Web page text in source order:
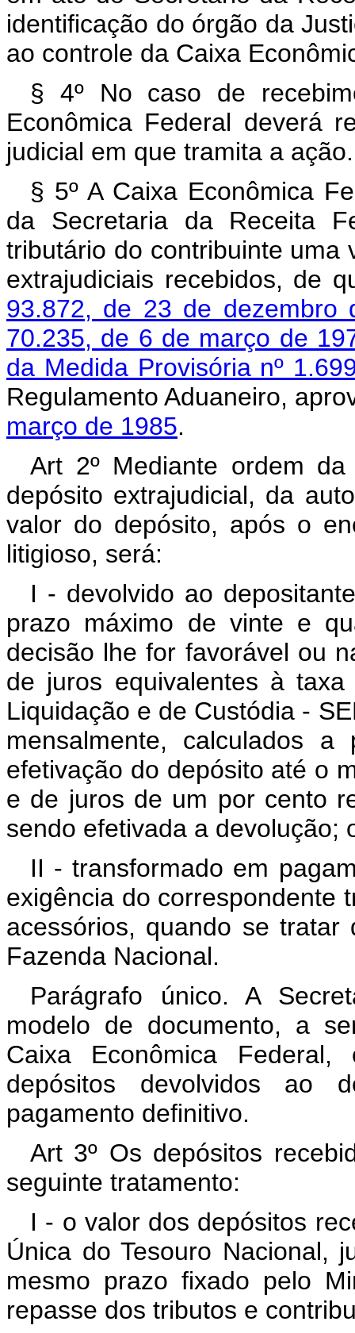
identificação do órgão da
ao controle da Caixa
§ 4º No caso de
Econômica Federal deverá
judicial em que tramita a ação.
§ 5º A Caixa Econômica
da Secretaria da Receita
tributário do contribuinte uma
extrajudiciais recebidos, de
93.872, de 23 de dezembro
70.235, de 6 de março de
da Medida Provisória nº
Regulamento Aduaneiro,
março de 1985.
Art 2º Mediante ordem
depósito extrajudicial, da
valor do depósito, após o
litigioso, será:
I - devolvido ao
prazo máximo de vinte e
decisão lhe for favorável ou
de juros equivalentes à
Liquidação e de Custódia -
mensalmente, calculados
efetivação do depósito até o
e de juros de um por cento
sendo efetivada a devolução;
II - transformado em
exigência do correspondente
acessórios, quando se
Fazenda Nacional.
Parágrafo único. A
modelo de documento, a
Caixa Econômica
depósitos devolvidos ao
pagamento definitivo.
Art 3º Os depósitos
seguinte tratamento:
I - o valor dos depósitos
Única do Tesouro Nacional,
mesmo prazo fixado pelo
repasse dos tributos e